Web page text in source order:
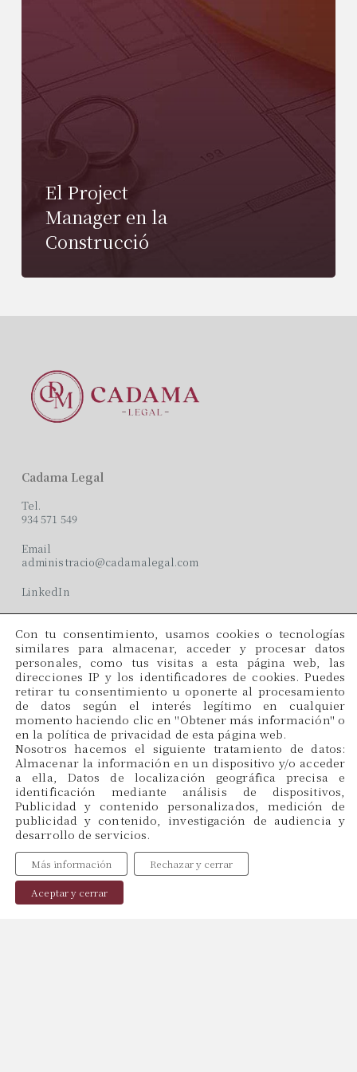
El Project
Manager en la
Construcció
Cadama Legal
Tel.
934 571 549
Email
administracio@cadamalegal.com
LinkedIn
Oficinas
C/ París, 209, 2on 2ª
08008 Barcelona
Idiomas
CAT
ES
EN
Menu
Inicio
Sobre Nosotros
Publicaciones
Con tu consentimiento, usamos cookies o tecnologías
similares para almacenar, acceder y procesar datos
personales, como tus visitas a esta página web, las
direcciones IP y los identificadores de cookies. Puedes
retirar tu consentimiento u oponerte al procesamiento
de datos según el interés legítimo en cualquier
momento haciendo clic en ''Obtener más información'' o
en la política de privacidad de esta página web.
Nosotros hacemos el siguiente tratamiento de datos:
Almacenar la información en un dispositivo y/o acceder
a ella, Datos de localización geográfica precisa e
identificación mediante análisis de dispositivos,
Publicidad y contenido personalizados, medición de
publicidad y contenido, investigación de audiencia y
desarrollo de servicios.
Aceptar y cerrar
Rechazar y cerrar
Más información